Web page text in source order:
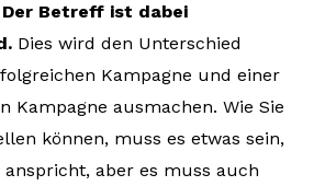
Der Betreff ist dabei
Dies wird den Unterschied
Kampagne und einer
Kampagne ausmachen. Wie Sie
können, muss es etwas sein,
aber es muss auch